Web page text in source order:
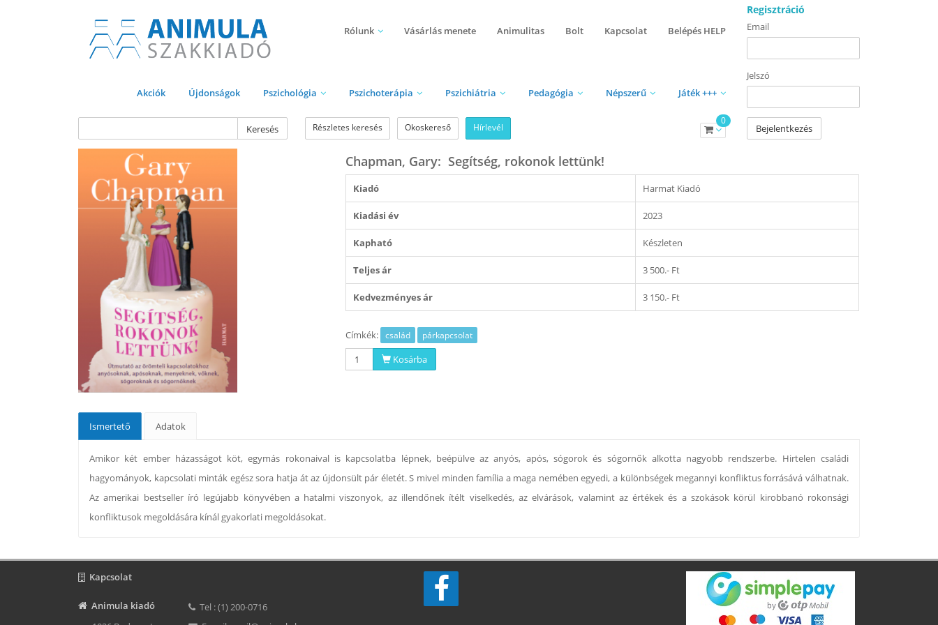
Rólunk Vásárlás menete Animulitas Bolt Kapcsolat Belépés HELP
Akciók Újdonságok Pszichológia Pszichoterápia Pszichiátria Pedagógia Népszerű Játék +++
Keresés Részletes keresés Okoskereső Hírlevél
0
Regisztráció
Email
Jelszó
Bejelentkezés
Chapman, Gary: Segítség, rokonok lettünk!
Kiadó Harmat Kiadó
Kiadási év 2023
Kapható Készleten
Teljes ár 3 500.- Ft
Kedvezményes ár 3 150.- Ft
Címkék: család párkapcsolat
Kosárba
Ismertető Adatok
Amikor két ember házasságot köt, egymás rokonaival is kapcsolatba lépnek, beépülve az anyós, após, sógorok és sógornők alkotta nagyobb rendszerbe. Hirtelen családi
hagyományok, kapcsolati minták egész sora hatja át az újdonsült pár életét. S mivel minden família a maga nemében egyedi, a különbségek megannyi konfliktus forrásává válhatnak.
Az amerikai bestseller író legújabb könyvében a hatalmi viszonyok, az illendőnek ítélt viselkedés, az elvárások, valamint az értékek és a szokások körül kirobbanó rokonsági
konfliktusok megoldására kínál gyakorlati megoldásokat.
Kapcsolat
Animula kiadó
Tel : (1) 200-0716